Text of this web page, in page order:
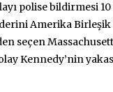
polise bildirmesi
Amerika
seçen
Kennedy’nin